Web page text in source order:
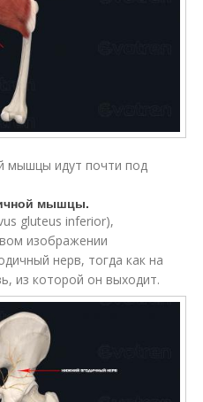
мышцы идут почти под
мышцы.
gluteus inferior),
изображении
нерв, тогда как на
из которой он выходит.